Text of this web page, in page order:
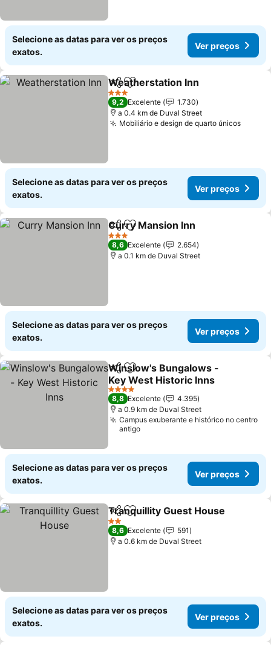
Selecione as datas para ver os preços
exatos.
Ver preços
PartilharAdicionar aos favoritos
Weatherstation Inn
3 Estrelas
9,2 Excelente
1.730
a 0.4 km de Duval Street
Mobiliário e design de quarto únicosVer
Selecione as datas para ver os preços
exatos.
Ver preços
PartilharAdicionar aos favoritos
Curry Mansion Inn
3 Estrelas
8,6 Excelente
2.654
a 0.1 km de Duval Street
Selecione as datas para ver os preços
exatos.
Ver preços
PartilharAdicionar aos favoritos
Winslow's Bungalows -
Key West Historic Inns
Ver preços
4 Estrelas
8,8 Excelente
4.395
a 0.9 km de Duval Street
Campus exuberante e histórico no centro
antigo
Selecione as datas para ver os preços
exatos.
Ver preços
PartilharAdicionar aos favoritos
Tranquillity Guest House
2 Estrelas
8,6 Excelente
591
a 0.6 km de Duval Street
Selecione as datas para ver os preços
exatos.
Ver preços